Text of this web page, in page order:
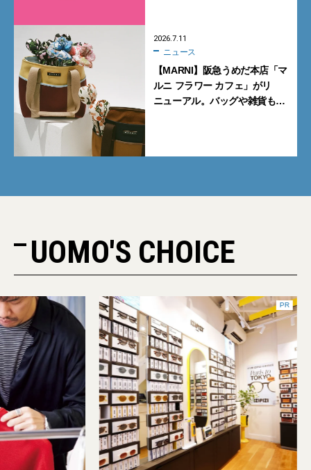
2026.7.11
ニュース
【MARNI】阪急うめだ本店「マ
ルニ フラワー カフェ」がリ
ニューアル。バッグや雑貨も揃
UOMO'S CHOICE
PR